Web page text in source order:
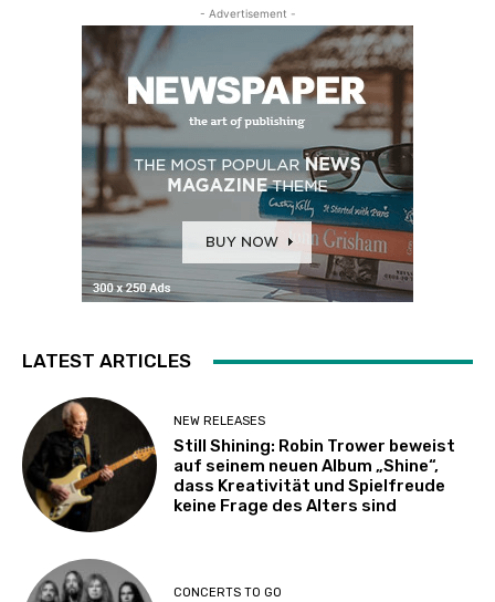
- Advertisement -
LATEST ARTICLES
NEW RELEASES
Still Shining: Robin Trower beweist
auf seinem neuen Album „Shine“,
dass Kreativität und Spielfreude
keine Frage des Alters sind
CONCERTS TO GO